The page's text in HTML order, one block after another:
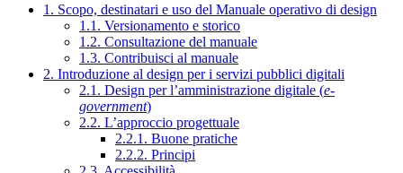
1. Scopo, destinatari e uso del Manuale operativo di design
1.1. Versionamento e storico
1.2. Consultazione del manuale
1.3. Contribuisci al manuale
2. Introduzione al design per i servizi pubblici digitali
2.1. Design per l’amministrazione digitale (e-
government)
2.2. L’approccio progettuale
2.2.1. Buone pratiche
2.2.2. Principi